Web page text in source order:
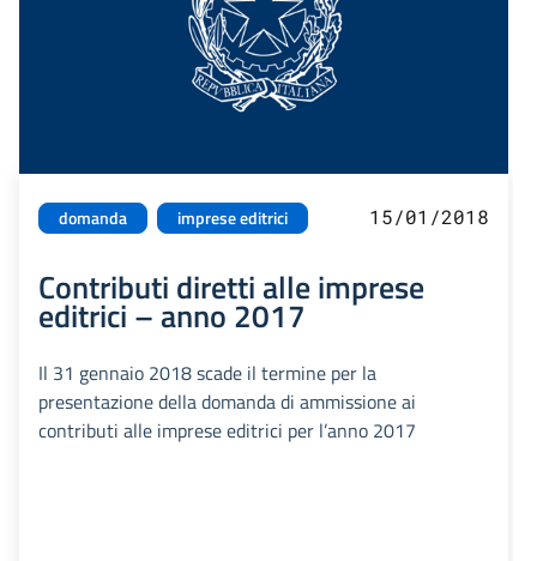
domanda imprese editrici 15/01/2018
Contributi diretti alle imprese
editrici – anno 2017
Il 31 gennaio 2018 scade il termine per la
presentazione della domanda di ammissione ai
contributi alle imprese editrici per l’anno 2017